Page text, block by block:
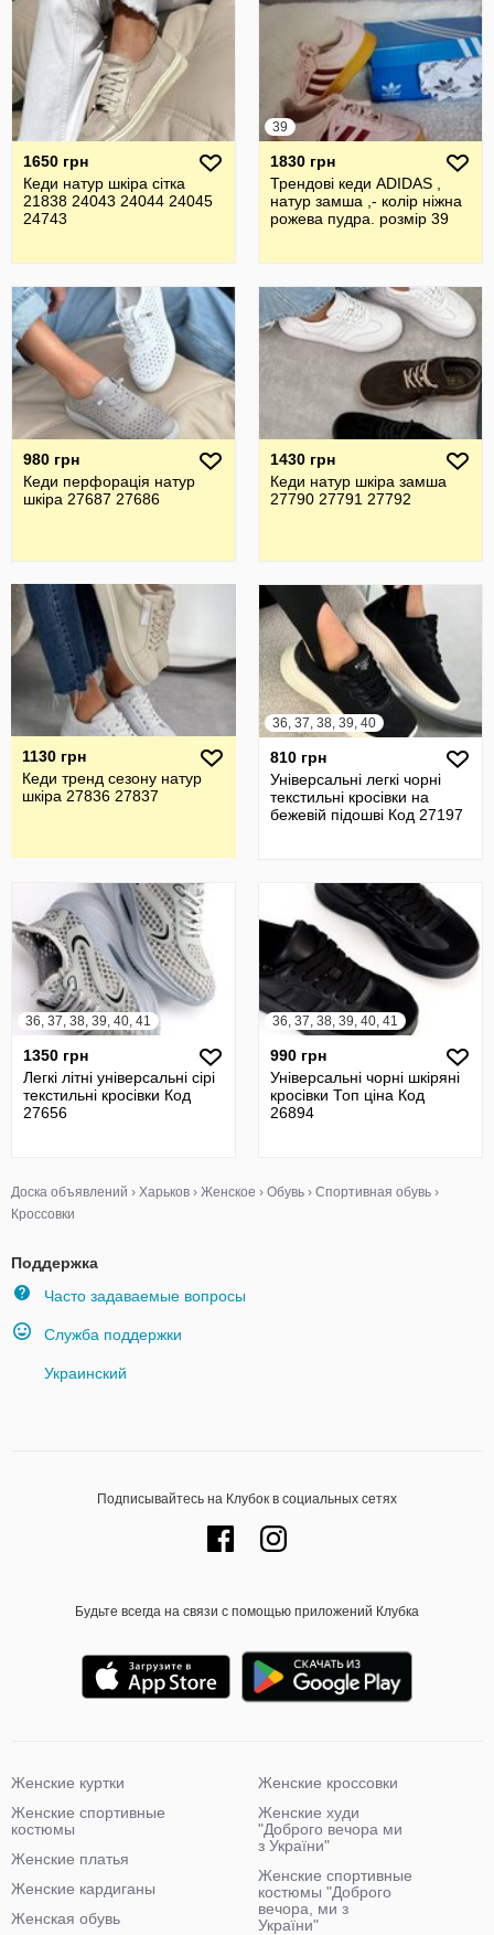
1650 грн
Кеди натур шкіра сітка
21838 24043 24044 24045
24743
39
1830 грн
Трендові кеди ADIDAS ,
натур замша ,- колір ніжна
рожева пудра. розмір 39
980 грн
Кеди перфорація натур
шкіра 27687 27686
1430 грн
Кеди натур шкіра замша
27790 27791 27792
1130 грн
Кеди тренд сезону натур
шкіра 27836 27837
36, 37, 38, 39, 40
810 грн
Універсальні легкі чорні
текстильні кросівки на
бежевій підошві Код 27197
36, 37, 38, 39, 40, 41
1350 грн
Легкі літні універсальні сірі
текстильні кросівки Код
27656
36, 37, 38, 39, 40, 41
990 грн
Універсальні чорні шкіряні
кросівки Топ ціна Код
26894
Доска объявлений › Харьков › Женское › Обувь › Спортивная обувь ›
Кроссовки
Поддержка
Часто задаваемые вопросы
Служба поддержки
Украинский
Подписывайтесь на Клубок в социальных сетях
Будьте всегда на связи с помощью приложений Клубка
Женские куртки
Женские спортивные
костюмы
Женские платья
Женские кардиганы
Женская обувь
Женские кроссовки
Женские худи
"Доброго вечора ми
з України"
Женские спортивные
костюмы "Доброго
вечора, ми з
України"